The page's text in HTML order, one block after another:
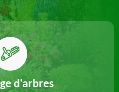
d'arbres